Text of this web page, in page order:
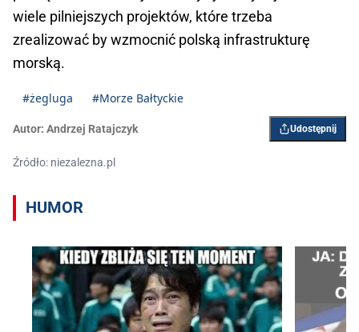
wiele pilniejszych projektów, które trzeba
zrealizować by wzmocnić polską infrastrukturę
morską.
#żegluga #Morze Bałtyckie
Autor: Andrzej Ratajczyk Udostępnij
Źródło: niezalezna.pl
HUMOR